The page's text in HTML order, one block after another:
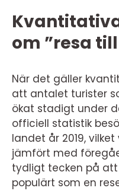
om ”resa
När det gäller
att antalet turister
ökat stadigt under
officiell statistik
landet år 2019, vilket
jämfört med
tydligt tecken på att
populärt som en